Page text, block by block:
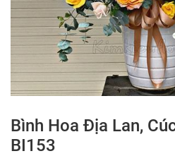
Bình Hoa Địa Lan,
BI153